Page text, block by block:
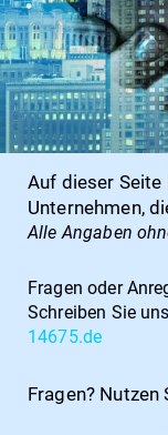
Auf dieser Seite
Unternehmen,
Alle Angaben
Fragen oder
Schreiben Sie
14675.de
Fragen? Nutzen